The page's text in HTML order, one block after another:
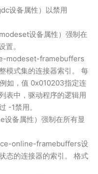
设备属性）以禁用
设备属性）强制在
。
modeset-framebuffers
模式集的连接器索引。 每
如，值 0x010203指定连
表中，驱动程序的逻辑用
-1禁用。
备属性）强制在所有显
online-framebuffers设
态的连接器的索引。 格式